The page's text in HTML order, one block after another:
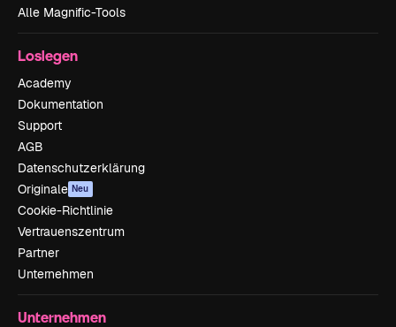
Alle Magnific-Tools
Loslegen
Academy
Dokumentation
Support
AGB
Datenschutzerklärung
Originale Neu
Cookie-Richtlinie
Vertrauenszentrum
Partner
Unternehmen
Unternehmen